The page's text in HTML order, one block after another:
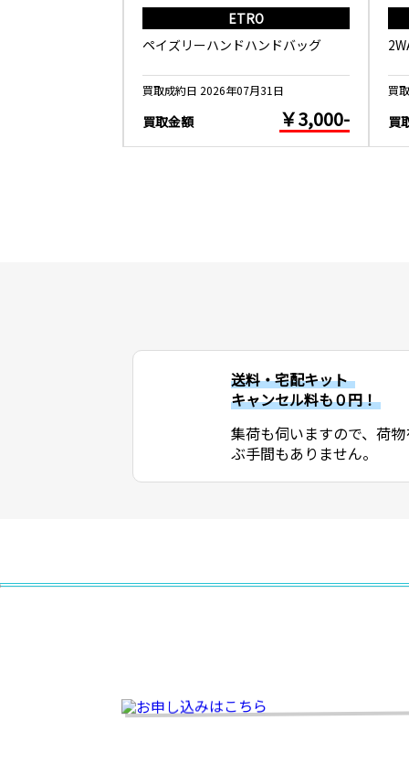
ETRO
ペイズリーハンドハンドバッグ
買取成約日 2026年07月31日
買取金額 ￥3,000-
買
買
送料・宅配キット
キャンセル料も０円！
集荷も伺いますので、荷
ぶ手間もありません。